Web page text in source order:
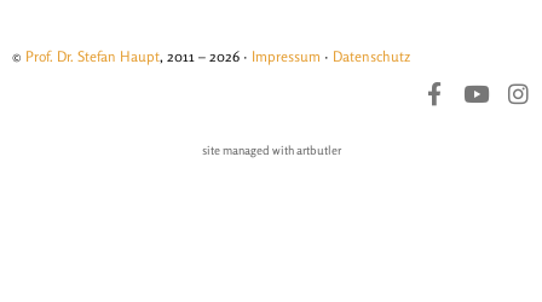
© Prof. Dr. Stefan Haupt, 2011 – 2026 · Impressum · Datenschutz
site managed with artbutler